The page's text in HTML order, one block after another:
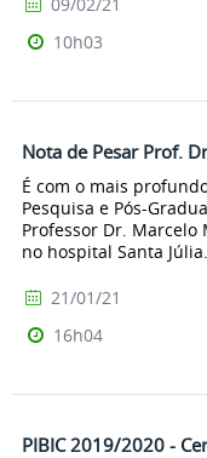
10h03
Nota de Pesar Prof.
É com o mais
Pesquisa e Pós-
Professor Dr.
no hospital Santa Júlia...
21/01/21
16h04
PIBIC 2019/2020 -